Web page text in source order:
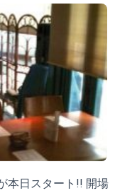
本日スタート!! 開場